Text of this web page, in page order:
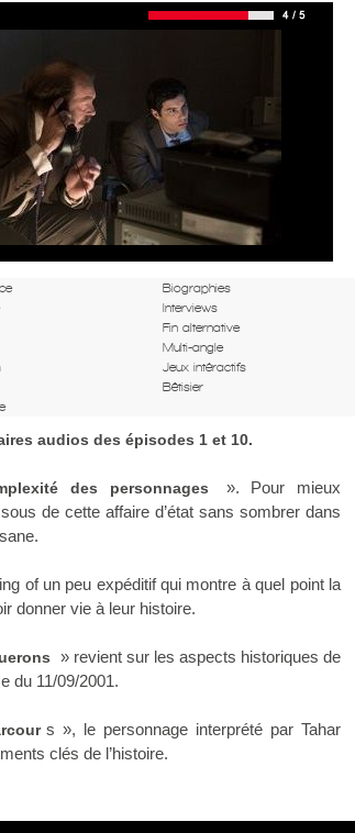
Biographies
Interviews
Fin alternative
Multi-angle
Jeux intéractifs
Bêtisier
audios des épisodes 1 et 10.
des personnages
». Pour mieux
de cette affaire d’état sans sombrer dans
of un peu expéditif qui montre à quel point la
donner vie à leur histoire.
» revient sur les aspects historiques de
du 11/09/2001.
s », le personnage interprété par Tahar
clés de l’histoire.